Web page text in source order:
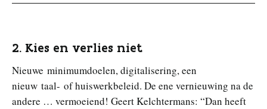
2. Kies en verlies niet
Nieuwe minimumdoelen, digitalisering, een
nieuw taal- of huiswerkbeleid. De ene vernieuwing na de
andere … vermoeiend! Geert Kelchtermans: “Dan heeft